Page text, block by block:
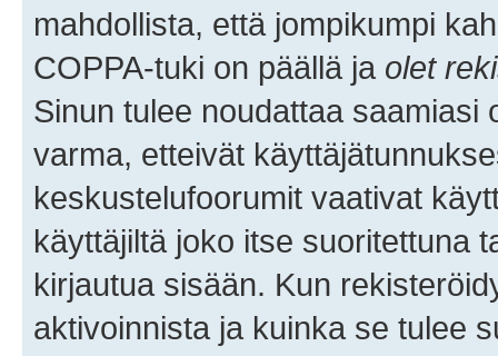
mahdollista, että jompikumpi
COPPA-tuki on päällä ja olet
Sinun tulee noudattaa saamiasi
varma, etteivät
keskustelufoorumit vaativat
käyttäjiltä joko itse suoritettuna
kirjautua sisään. Kun
aktivoinnista ja kuinka se tulee